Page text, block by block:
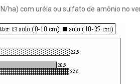
ha) com uréia ou sulfato de amônio no